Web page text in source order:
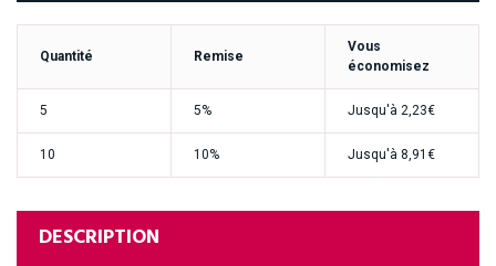
Quantité Remise
Vous
économisez
5 5% Jusqu'à 2,23€
10 10% Jusqu'à 8,91€
DESCRIPTION